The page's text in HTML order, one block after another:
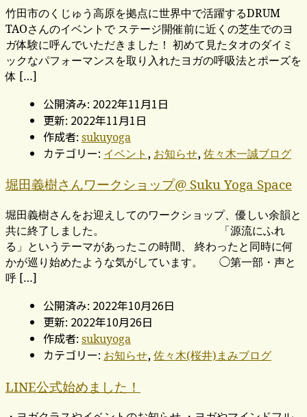
竹田市のくじゅう高原を拠点に世界中で活躍するDRUM
TAOさんのイベントで ステージ開催前に近くの芝生でのヨ
ガ体験に呼んでいただきました！ 初めて見たタオのダイミ
ックなパフォーマンスを取り入れたヨガの呼吸法とポーズを
体 […]
公開済み: 2022年11月1日
更新: 2022年11月1日
作成者: sukuyoga
カテゴリー: イベント , お知らせ, 佐々木一誠ブログ
堀田義樹さんワークショップ@ Suku Yoga Space
堀田義樹さんをお迎えしてのワークショップ、優しい余韻と
共に終了しました。 「源流にふれ
る」というテーマがあったこの時間、 終わったと同時に何
かが巡り始めたような気がしています。 ◯第一部・声と
呼 […]
公開済み: 2022年10月26日
更新: 2022年10月26日
作成者: sukuyoga
カテゴリー: お知らせ,佐々木(桜井)まみブログ
LINE公式始めました！